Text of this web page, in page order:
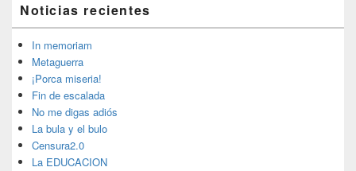
área
de
widget
barra
lateral
primaria
Noticias recientes
In memoriam
Metaguerra
¡Porca miseria!
Fin de escalada
No me digas adiós
La bula y el bulo
Censura2.0
La EDUCACION